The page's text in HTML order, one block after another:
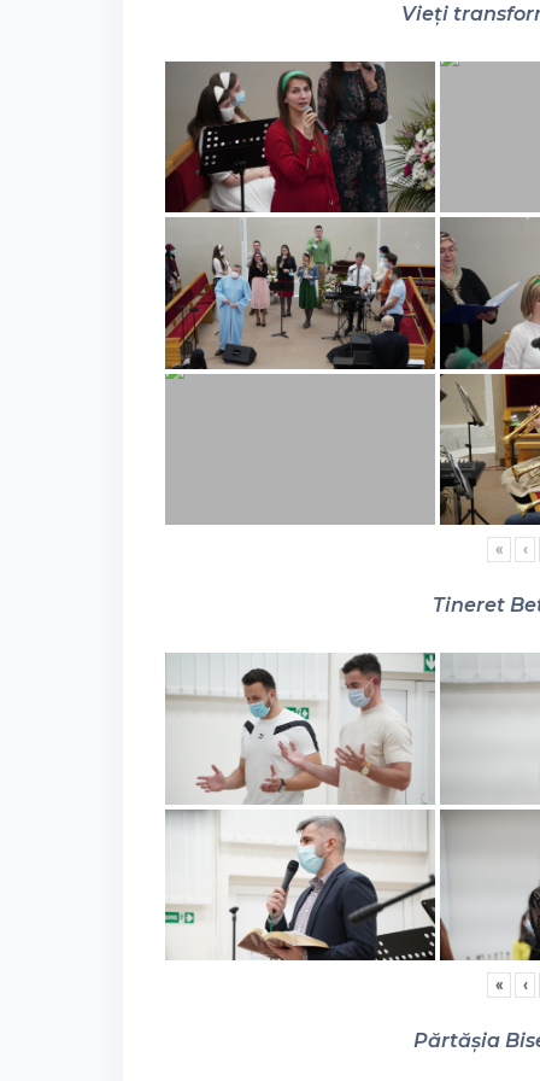
Vieți
« ‹
Tineret
« ‹
Părtășia